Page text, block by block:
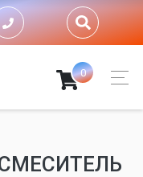
0
СМЕСИТЕЛЬ